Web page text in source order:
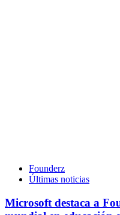
Founderz
Últimas noticias
Microsoft destaca a